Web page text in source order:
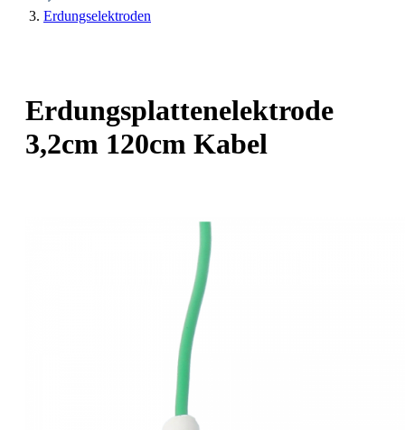
Erdungselektroden
Erdungsplattenelektrode
3,2cm 120cm Kabel